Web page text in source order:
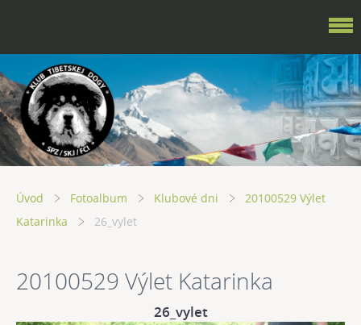
Úvod Fotoalbum Klubové dni
20100529 Výlet
Katarinka
26_vylet
20100529 Výlet Katarinka
26_vylet